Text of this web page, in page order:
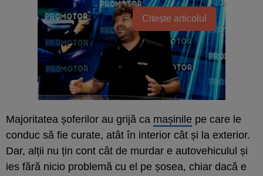
Citește articolul
Majoritatea șoferilor au grijă ca mașinile pe care le
conduc să fie curate, atât în interior cât și la exterior.
Dar, alții nu țin cont cât de murdar e autovehiculul și
ies fără nicio problemă cu el pe șosea, chiar dacă e